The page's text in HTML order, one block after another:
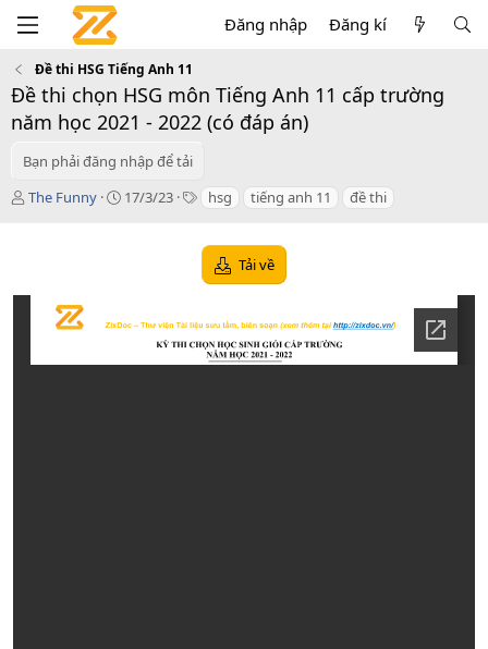
Đăng nhập Đăng kí
Đề thi HSG Tiếng Anh 11
Đề thi chọn HSG môn Tiếng Anh 11 cấp trường
năm học 2021 - 2022 (có đáp án)
Bạn phải đăng nhập để tải
T
ả
The Funny
C
n
17/3/23
T
s
hsg tiếng anh 11 đề thi
Tải về